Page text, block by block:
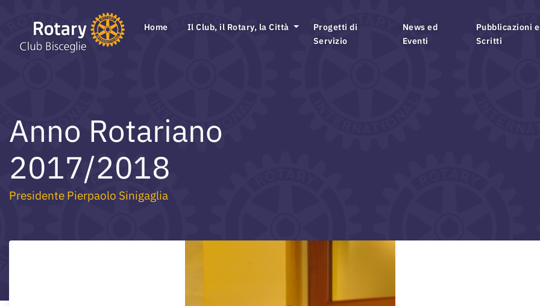
Home Il Club, il Rotary, la Città
Progetti di
Servizio
News ed
Eventi
Pubblicazioni e
Scritti
Anno Rotariano
2017/2018
Presidente Pierpaolo Sinigaglia